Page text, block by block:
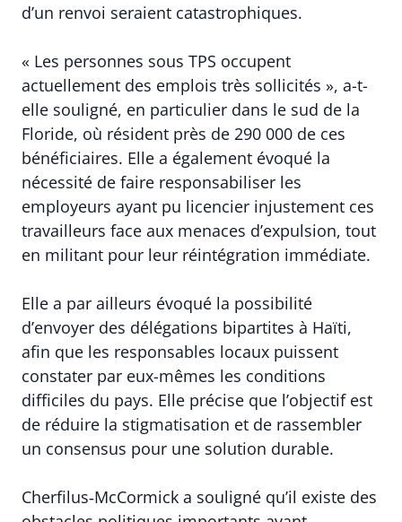
d’un renvoi seraient catastrophiques.
« Les personnes sous TPS occupent
actuellement des emplois très sollicités », a-t-
elle souligné, en particulier dans le sud de la
Floride, où résident près de 290 000 de ces
bénéficiaires. Elle a également évoqué la
nécessité de faire responsabiliser les
employeurs ayant pu licencier injustement ces
travailleurs face aux menaces d’expulsion, tout
en militant pour leur réintégration immédiate.
Elle a par ailleurs évoqué la possibilité
d’envoyer des délégations bipartites à Haïti,
afin que les responsables locaux puissent
constater par eux-mêmes les conditions
difficiles du pays. Elle précise que l’objectif est
de réduire la stigmatisation et de rassembler
un consensus pour une solution durable.
Cherfilus‑McCormick a souligné qu’il existe des